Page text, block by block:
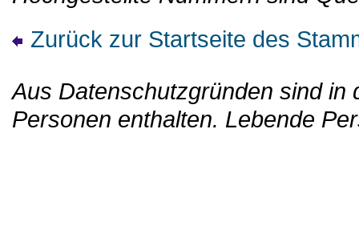
Zurück zur Startseite des
Aus Datenschutzgründen sind in
Personen enthalten. Lebende